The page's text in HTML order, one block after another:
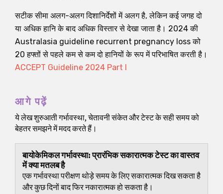
सटीक सीमा अलग-अलग दिशानिर्देशों में अलग है, लेकिन कई जगह दो
या अधिक हानि के बाद अधिक विस्तार से देखा जाता है। 2024 की
Australasia guideline recurrent pregnancy loss को
20 हफ्तों से पहले कम से कम दो हानियों के रूप में परिभाषित करती है।
ACCEPT Guideline 2024 Part I
आगे पढ़ें
ये लेख शुरुआती गर्भावस्था, चेतावनी संकेत और टेस्ट के सही समय को
बेहतर समझने में मदद करते हैं।
बायोकेमिकल गर्भावस्था: प्रारंभिक सकारात्मक टेस्ट का वास्तव
में क्या मतलब है
एक गर्भावस्था परीक्षण थोड़े समय के लिए सकारात्मक दिख सकता है
और कुछ दिनों बाद फिर नकारात्मक हो सकता है।